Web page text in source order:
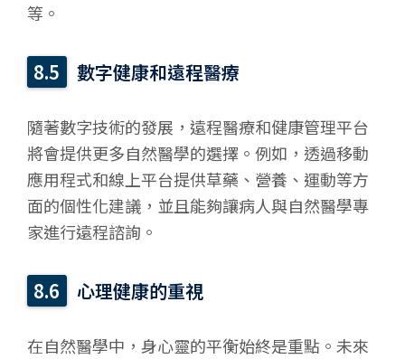
等。
數字健康和遠程醫療
隨著數字技術的發展，遠程醫療和健康管理平台
將會提供更多自然醫學的選擇。例如，透過移動
應用程式和線上平台提供草藥、營養、運動等方
面的個性化建議，並且能夠讓病人與自然醫學專
家進行遠程諮詢。
心理健康的重視
在自然醫學中，身心靈的平衡始終是重點。未來